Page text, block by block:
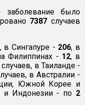
было
7387 случаев
в Сингапуре - 206, в
Филиппинах - 12, в
случаев, в Таиланде -
в Австралии -
Южной Корее и
и Индонезии - по 2